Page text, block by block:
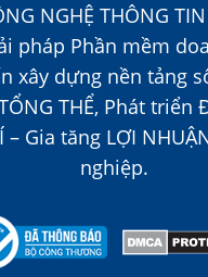
NGHỆ THÔNG TIN
pháp Phần mềm
xây dựng nền tảng
THỂ, Phát triển
– Gia tăng LỢI
nghiệp.